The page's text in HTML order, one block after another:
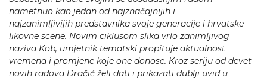
nametnuo kao jedan od najznačajnijih i
najzanimljivijih predstavnika svoje generacije i hrvatske
likovne scene. Novim ciklusom slika vrlo zanimljivog
naziva Kob, umjetnik tematski propituje aktualnost
vremena i promjene koje one donose. Kroz seriju od devet
novih radova Dračić želi dati i prikazati dublji uvid u